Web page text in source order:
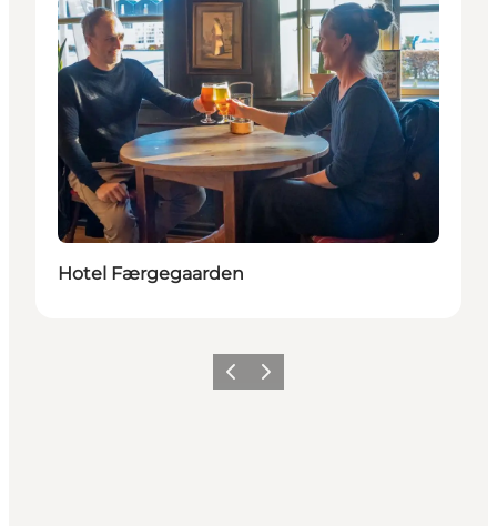
Hotel Færgegaarden
Vorige Volgende